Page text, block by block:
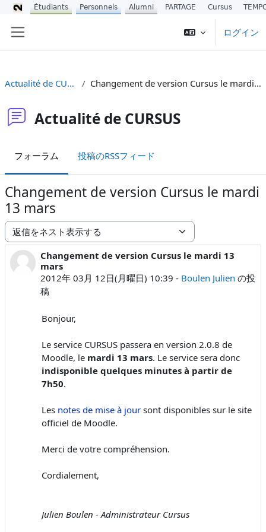
ログイン
Actualité de CURSUS Changement de version Cursus le mardi 13 mars
Actualité de CURSUS
フォーラム 投稿のRSSフィード
Changement de version Cursus le mardi
13 mars
表示モード
Changement de version Cursus le mardi 13
mars
2012年 03月 12日(月曜日) 10:39 - Boulen Julien の投
稿
返信数: 0
Bonjour,
Le service CURSUS passera en version 2.0.8 de
Moodle, le mardi 13 mars. Le service sera donc
indisponible quelques minutes à partir de
7h50.
Les notes de mise à jour sont disponibles sur le site
officiel de Moodle.
Merci de votre compréhension.
Cordialement,
Julien Boulen - Administrateur Cursus
Étudiants Personnels Alumni PARTAGE Cursus